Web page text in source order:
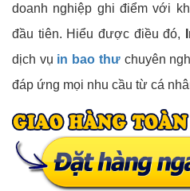
doanh nghiệp ghi điểm với
đầu tiên. Hiểu được điều đó,
dịch vụ in bao thưchuyên
đáp ứng mọi nhu cầu từ cá